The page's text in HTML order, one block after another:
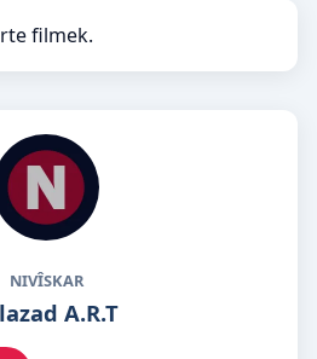
filmek.
NIVÎSKAR
A.R.T